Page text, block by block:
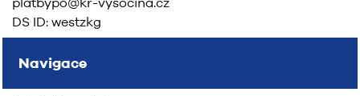
DS ID: westzkg
Navigace